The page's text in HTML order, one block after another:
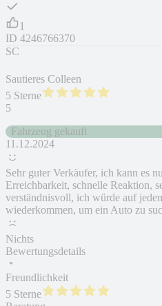
1
ID 4246766370
SC
Sautieres Colleen
5 Sterne
5
Fahrzeug gekauft
11.12.2024
Sehr guter Verkäufer, ich kann es
Erreichbarkeit, schnelle Reaktion,
verständnisvoll, ich würde auf
wiederkommen, um ein Auto zu
Nichts
Bewertungsdetails
Freundlichkeit
5 Sterne